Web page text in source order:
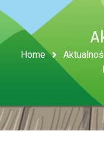
Home